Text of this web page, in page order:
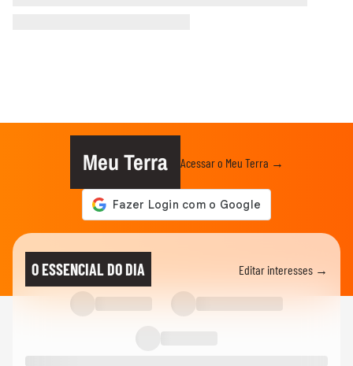
Meu Terra Acessar o Meu Terra →
O ESSENCIAL DO DIA Editar interesses →